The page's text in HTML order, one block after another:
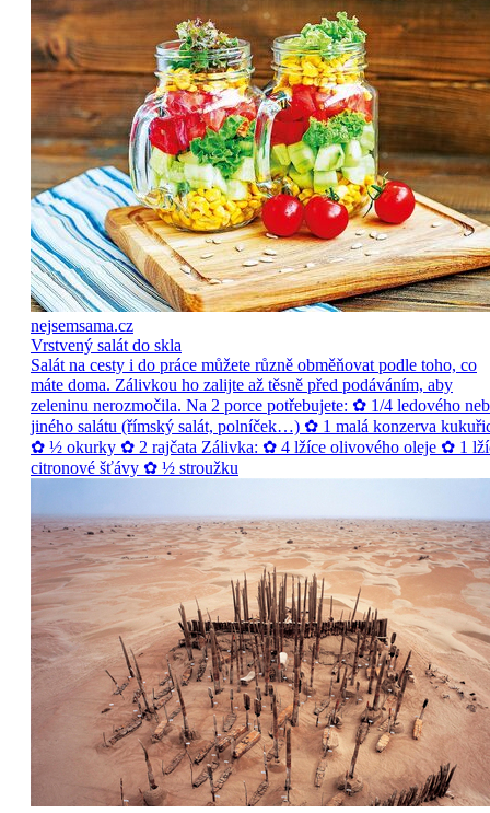
nejsemsama.cz
Vrstvený salát do skla
Salát na cesty i do práce můžete různě obměňovat podle toho, co
máte doma. Zálivkou ho zalijte až těsně před podáváním, aby
zeleninu nerozmočila. Na 2 porce potřebujete: ✿ 1/4 ledového
jiného salátu (římský salát, polníček…) ✿ 1 malá konzerva
✿ ½ okurky ✿ 2 rajčata Zálivka: ✿ 4 lžíce olivového oleje ✿ 1
citronové šťávy ✿ ½ stroužku